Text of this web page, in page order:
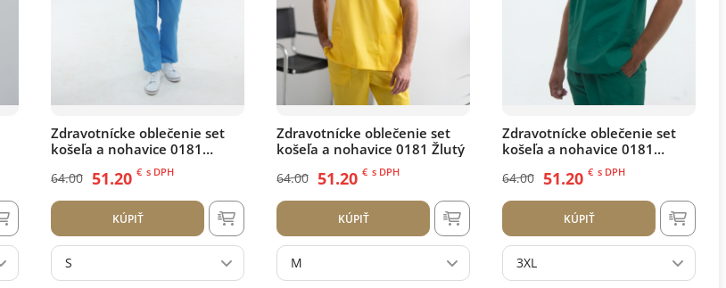
Zdravotnícke oblečenie set
košeľa a nohavice 0181
64.00 51.20 € s DPH
KÚPIŤ
S
Zdravotnícke oblečenie set
košeľa a nohavice 0181 Žlutý
64.00 51.20 € s DPH
KÚPIŤ
M
Zdravotnícke oblečenie set
košeľa a nohavice 0181
64.00 51.20 € s DPH
KÚPIŤ
3XL